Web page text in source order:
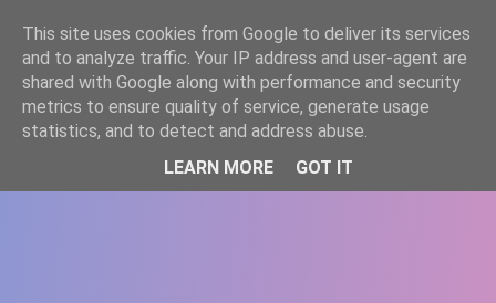
WWW.GAZISTI.RO
This site uses cookies from Google to deliver its services
and to analyze traffic. Your IP address and user-agent are
shared with Google along with performance and security
metrics to ensure quality of service, generate usage
statistics, and to detect and address abuse.
LEARN MORE
GOT IT